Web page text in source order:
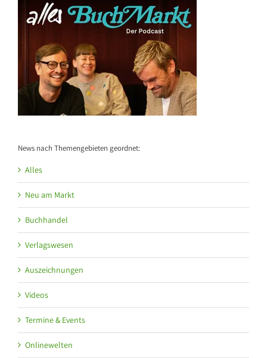
News nach Themengebieten geordnet:
Alles
Neu am Markt
Buchhandel
Verlagswesen
Auszeichnungen
Videos
Termine & Events
Onlinewelten